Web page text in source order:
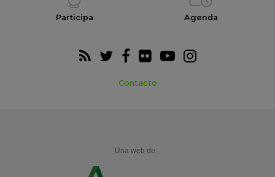
Participa Agenda
Contacto
Una web de: